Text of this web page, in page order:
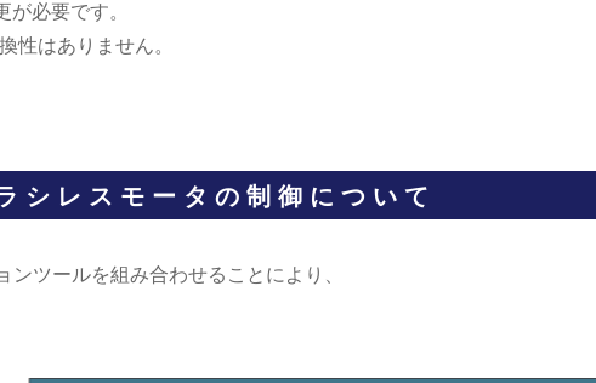
必要です。
性はありません。
レスモータの制御について
ツールを組み合わせることにより、